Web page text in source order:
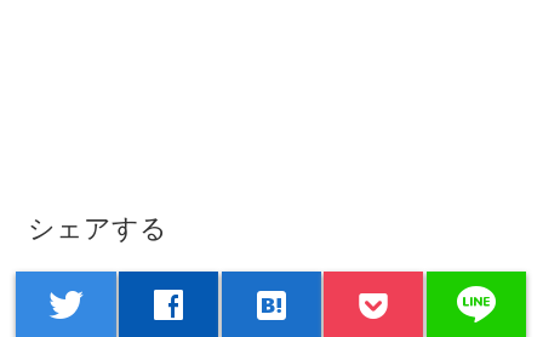
シェアする
twitter facebook hatenabookmark line